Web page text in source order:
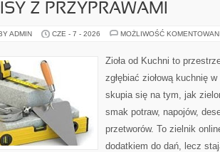
Z PRZYPRAWAMI
ADMIN CZE - 7 - 2026 MOŻLIWOŚĆ
Zioła od Kuchni to
zgłębiać ziołową kuchnię
skupia się na tym, jak
smak potraw, napojów,
przetworów. To zielnik
dodatkiem do dań, lecz